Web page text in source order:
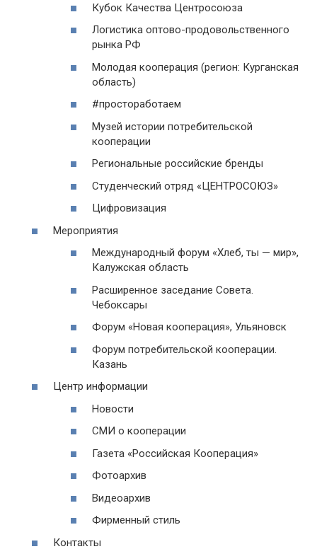
Кубок Качества Центросоюза
Логистика оптово-продовольственного
рынка РФ
Молодая кооперация (регион: Курганская
область)
#простоработаем
Музей истории потребительской
кооперации
Региональные российские бренды
Студенческий отряд «ЦЕНТРОСОЮЗ»
Цифровизация
Мероприятия
Международный форум «Хлеб, ты — мир»,
Калужская область
Расширенное заседание Совета.
Чебоксары
Форум «Новая кооперация», Ульяновск
Форум потребительской кооперации.
Казань
Центр информации
Новости
СМИ о кооперации
Газета «Российская Кооперация»
Фотоархив
Видеоархив
Фирменный стиль
Контакты